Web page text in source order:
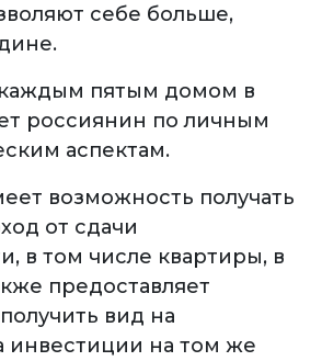
себе больше,
пятым домом в
россиянин по личным
аспектам.
возможность получать
от сдачи
в том числе квартиры, в
предоставляет
вид на
инвестиции на том же